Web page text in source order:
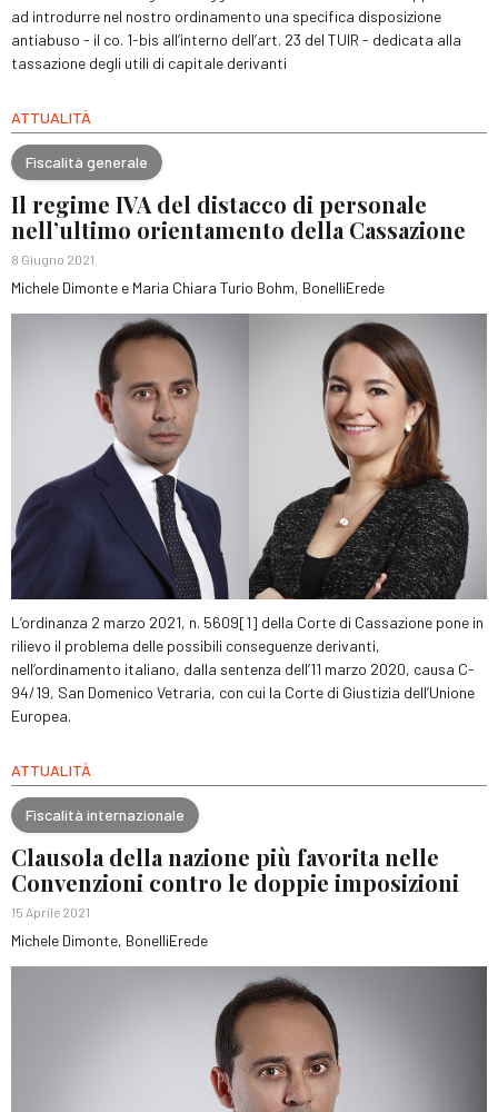
ad introdurre nel nostro ordinamento una specifica disposizione
antiabuso - il co. 1-bis all’interno dell’art. 23 del TUIR - dedicata alla
tassazione degli utili di capitale derivanti
ATTUALITÀ
Fiscalità generale
Il regime IVA del distacco di personale
nell’ultimo orientamento della Cassazione
8 Giugno 2021
Michele Dimonte e Maria Chiara Turio Bohm, BonelliErede
L’ordinanza 2 marzo 2021, n. 5609[1] della Corte di Cassazione pone in
rilievo il problema delle possibili conseguenze derivanti,
nell’ordinamento italiano, dalla sentenza dell’11 marzo 2020, causa C-
94/19, San Domenico Vetraria, con cui la Corte di Giustizia dell’Unione
Europea.
ATTUALITÀ
Fiscalità internazionale
Clausola della nazione più favorita nelle
Convenzioni contro le doppie imposizioni
15 Aprile 2021
Michele Dimonte, BonelliErede